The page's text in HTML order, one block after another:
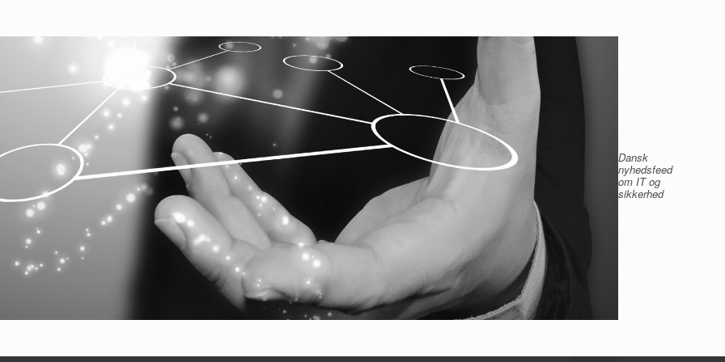
Dansk
nyhedsfeed
om IT og
sikkerhed